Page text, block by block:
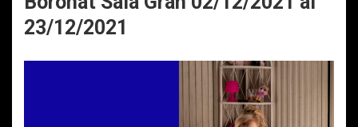
23/12/2021